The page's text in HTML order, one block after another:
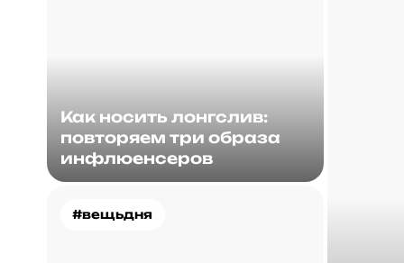
Как носить лонгслив:
повторяем три образа
инфлюенсеров
#вещьдня